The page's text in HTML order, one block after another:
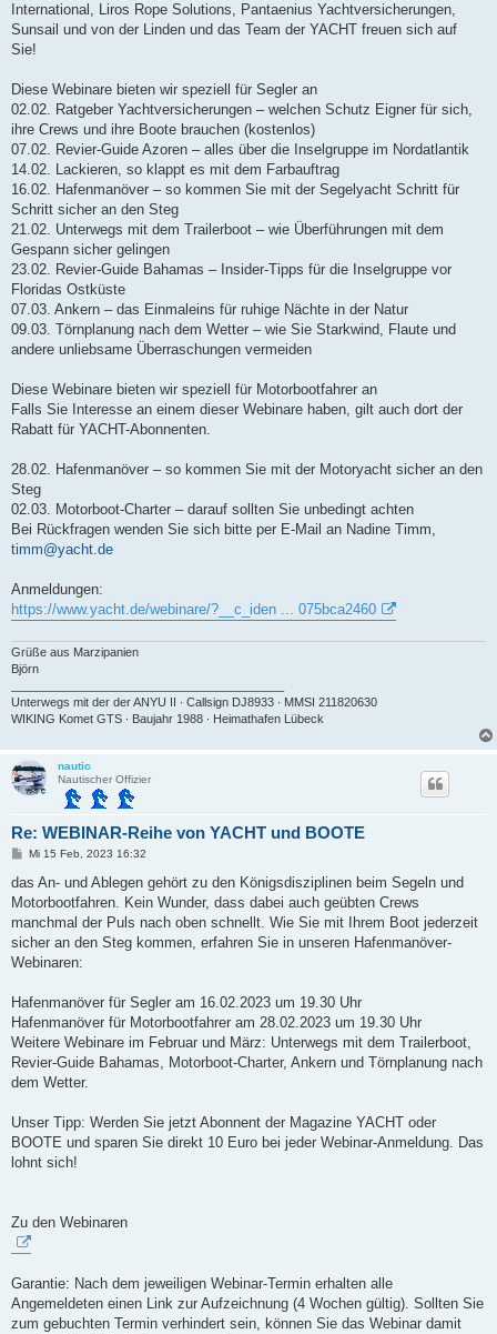
International, Liros Rope Solutions, Pantaenius Yachtversicherungen,
Sunsail und von der Linden und das Team der YACHT freuen sich auf
Sie!
Diese Webinare bieten wir speziell für Segler an
02.02. Ratgeber Yachtversicherungen – welchen Schutz Eigner für sich,
ihre Crews und ihre Boote brauchen (kostenlos)
07.02. Revier-Guide Azoren – alles über die Inselgruppe im Nordatlantik
14.02. Lackieren, so klappt es mit dem Farbauftrag
16.02. Hafenmanöver – so kommen Sie mit der Segelyacht Schritt für
Schritt sicher an den Steg
21.02. Unterwegs mit dem Trailerboot – wie Überführungen mit dem
Gespann sicher gelingen
23.02. Revier-Guide Bahamas – Insider-Tipps für die Inselgruppe vor
Floridas Ostküste
07.03. Ankern – das Einmaleins für ruhige Nächte in der Natur
09.03. Törnplanung nach dem Wetter – wie Sie Starkwind, Flaute und
andere unliebsame Überraschungen vermeiden
Diese Webinare bieten wir speziell für Motorbootfahrer an
Falls Sie Interesse an einem dieser Webinare haben, gilt auch dort der
Rabatt für YACHT-Abonnenten.
28.02. Hafenmanöver – so kommen Sie mit der Motoryacht sicher an den
Steg
02.03. Motorboot-Charter – darauf sollten Sie unbedingt achten
Bei Rückfragen wenden Sie sich bitte per E-Mail an Nadine Timm,
timm@yacht.de
Anmeldungen:
https://www.yacht.de/webinare/?__c_iden ... 075bca2460
Grüße aus Marzipanien
Björn
Unterwegs mit der der ANYU II ∙ Callsign DJ8933 ∙ MMSI 211820630
WIKING Komet GTS ∙ Baujahr 1988 ∙ Heimathafen Lübeck
nautic
Nautischer Offizier
Re: WEBINAR-Reihe von YACHT und BOOTE
B
i
r
a
Mi 15 Feb, 2023 16:32
das An- und Ablegen gehört zu den Königsdisziplinen beim Segeln und
Motorbootfahren. Kein Wunder, dass dabei auch geübten Crews
manchmal der Puls nach oben schnellt. Wie Sie mit Ihrem Boot jederzeit
sicher an den Steg kommen, erfahren Sie in unseren Hafenmanöver-
Webinaren:
Hafenmanöver für Segler am 16.02.2023 um 19.30 Uhr
Hafenmanöver für Motorbootfahrer am 28.02.2023 um 19.30 Uhr
Weitere Webinare im Februar und März: Unterwegs mit dem Trailerboot,
Revier-Guide Bahamas, Motorboot-Charter, Ankern und Törnplanung nach
dem Wetter.
Unser Tipp: Werden Sie jetzt Abonnent der Magazine YACHT oder
BOOTE und sparen Sie direkt 10 Euro bei jeder Webinar-Anmeldung. Das
lohnt sich!
Zu den Webinaren
Garantie: Nach dem jeweiligen Webinar-Termin erhalten alle
Angemeldeten einen Link zur Aufzeichnung (4 Wochen gültig). Sollten Sie
zum gebuchten Termin verhindert sein, können Sie das Webinar damit